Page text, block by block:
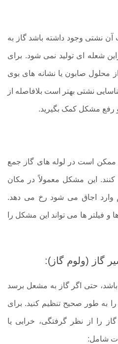
نشتی وجود داشته باشد گاز به
ای تولید نمی‌ شود. برای
صابون یا نشانه‌ های بوی
نشتی بهتر است بلافاصله از
مشکل کمک بگیرید.
است در لوله‌ های گاز جمع
این مشکل معمولاً در مکان‌
اجاق می‌ شود رخ می‌ دهد.
ها می‌ تواند این مشکل را
حتی اگر گاز به مشعل برسد
طور صحیح تنظیم کنید. برای
از نظر گرفتگی، خرابی یا